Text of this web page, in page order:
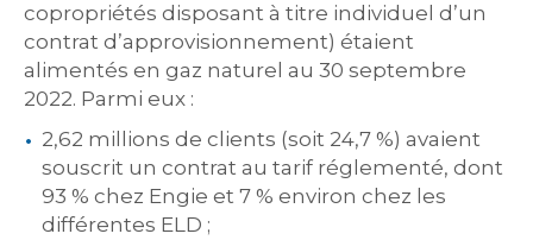
copropriétés disposant à titre individuel d’un
contrat d’approvisionnement) étaient
alimentés en gaz naturel au 30 septembre
2022. Parmi eux :
2,62 millions de clients (soit 24,7 %) avaient
souscrit un contrat au tarif réglementé, dont
93 % chez Engie et 7 % environ chez les
différentes ELD ;